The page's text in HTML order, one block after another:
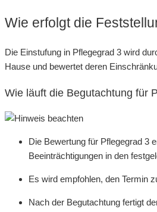
Wie erfolgt die
Die Einstufung in Pflegegrad 3 wird
Hause und bewertet deren
Wie läuft die Begutachtung für
Die Bewertung für Pflegegrad 3
Beeinträchtigungen in den
Es wird empfohlen, den Termin
Nach der Begutachtung fertigt